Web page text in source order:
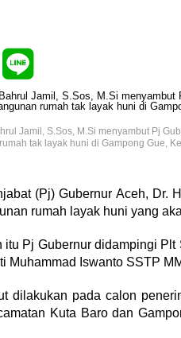
Jamil, S.Sos, M.Si menyambut Pj
tak layak huni di Gampong Gue,
(Pj) Gubernur Aceh, Dr.
rumah layak huni yang
itu Pj Gubernur didampingi
Muhammad Iswanto SSTP
dilakukan pada calon
Kuta Baro dan